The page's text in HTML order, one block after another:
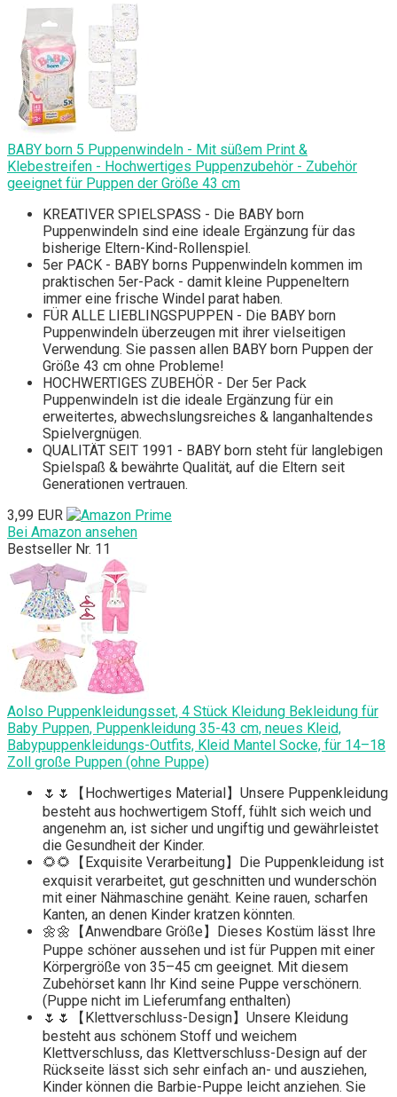
BABY born 5 Puppenwindeln - Mit süßem Print &
Klebestreifen - Hochwertiges Puppenzubehör - Zubehör
geeignet für Puppen der Größe 43 cm
KREATIVER SPIELSPASS - Die BABY born
Puppenwindeln sind eine ideale Ergänzung für das
bisherige Eltern-Kind-Rollenspiel.
5er PACK - BABY borns Puppenwindeln kommen im
praktischen 5er-Pack - damit kleine Puppeneltern
immer eine frische Windel parat haben.
FÜR ALLE LIEBLINGSPUPPEN - Die BABY born
Puppenwindeln überzeugen mit ihrer vielseitigen
Verwendung. Sie passen allen BABY born Puppen der
Größe 43 cm ohne Probleme!
HOCHWERTIGES ZUBEHÖR - Der 5er Pack
Puppenwindeln ist die ideale Ergänzung für ein
erweitertes, abwechslungsreiches & langanhaltendes
Spielvergnügen.
QUALITÄT SEIT 1991 - BABY born steht für langlebigen
Spielspaß & bewährte Qualität, auf die Eltern seit
Generationen vertrauen.
3,99 EUR
Bei Amazon ansehen
Bestseller Nr. 11
Aolso Puppenkleidungsset, 4 Stück Kleidung Bekleidung für
Baby Puppen, Puppenkleidung 35-43 cm, neues Kleid,
Babypuppenkleidungs-Outfits, Kleid Mantel Socke, für 14–18
Zoll große Puppen (ohne Puppe)
🌷🌷【Hochwertiges Material】Unsere Puppenkleidung
besteht aus hochwertigem Stoff, fühlt sich weich und
angenehm an, ist sicher und ungiftig und gewährleistet
die Gesundheit der Kinder.
🌻🌻【Exquisite Verarbeitung】Die Puppenkleidung ist
exquisit verarbeitet, gut geschnitten und wunderschön
mit einer Nähmaschine genäht. Keine rauen, scharfen
Kanten, an denen Kinder kratzen könnten.
🌼🌼【Anwendbare Größe】Dieses Kostüm lässt Ihre
Puppe schöner aussehen und ist für Puppen mit einer
Körpergröße von 35–45 cm geeignet. Mit diesem
Zubehörset kann Ihr Kind seine Puppe verschönern.
(Puppe nicht im Lieferumfang enthalten)
🌷🌷【Klettverschluss-Design】Unsere Kleidung
besteht aus schönem Stoff und weichem
Klettverschluss, das Klettverschluss-Design auf der
Rückseite lässt sich sehr einfach an- und ausziehen,
Kinder können die Barbie-Puppe leicht anziehen. Sie